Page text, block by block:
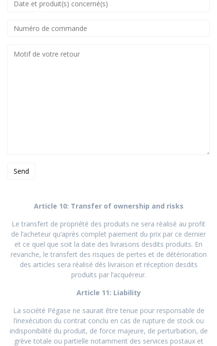
Article 10: Transfer of ownership and risks
Le transfert de propriété des produits ne sera réalisé au profit
de l’acheteur qu’après complet paiement du prix par ce dernier
et ce quel que soit la date des livraisons desdits produits. En
revanche, le transfert des risques de pertes et de détérioration
des articles sera réalisé dès livraison et réception desdits
produits par l’acquéreur.
Article 11: Liability
La société Pégase ne saurait être tenue pour responsable de
l’inexécution du contrat conclu en cas de rupture de stock ou
indisponibilité du produit, de force majeure, de perturbation, de
grève totale ou partielle notamment des services postaux et